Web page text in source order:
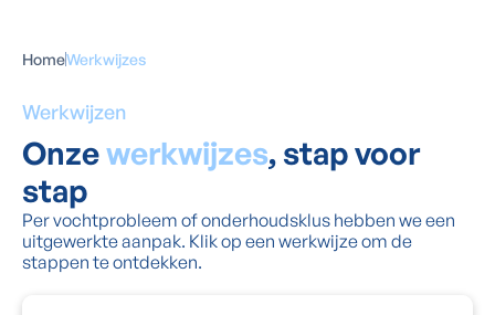
HomeWerkwijzes
Werkwijzen
Onzewerkwijzes, stap voor
stap
Per vochtprobleem of onderhoudsklus hebben we een
uitgewerkte aanpak. Klik op een werkwijze om de
stappen te ontdekken.